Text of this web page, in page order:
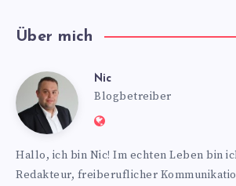
Über mich
Nic Nic
Blogbetreiber
Website:
Hallo, ich bin Nic! Im echten Leben bin
Redakteur, freiberuflicher